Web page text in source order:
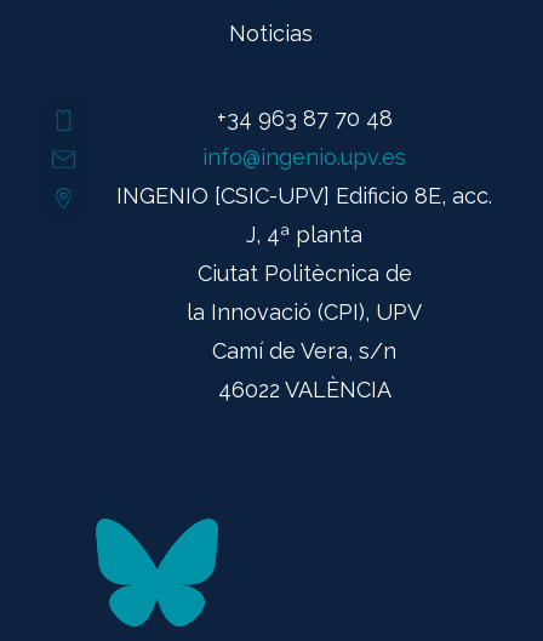
Noticias
+34 963 87 70 48
info@ingenio.upv.es
INGENIO [CSIC-UPV] Edificio 8E, acc.
J, 4ª planta
Ciutat Politècnica de
la Innovació (CPI), UPV
Camí de Vera, s/n
46022 VALÈNCIA